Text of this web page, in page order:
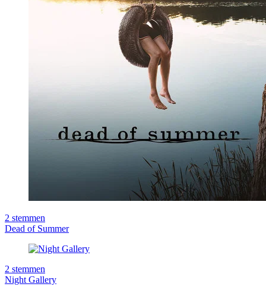
2 stemmen
Dead of Summer
2 stemmen
Night Gallery